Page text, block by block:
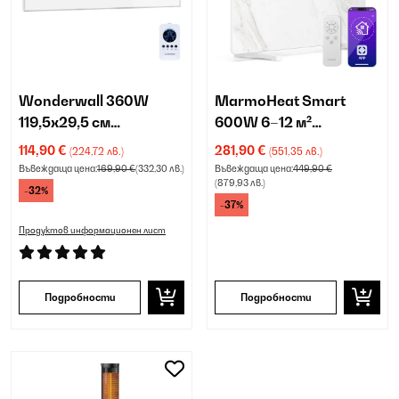
Wonderwall 360W
119,5х29,5 см
Инфрачервен панел
Бяло
114,90 € (224,72 лв.)
Въвеждаща цена:169,90 €(332,30 лв.)
-32%
Продуктов информационен лист
Подробности
MarmoHeat Smart
600W 6–12 м²
Инфрачервен
нагревател Бяло
281,90 € (551,35 лв.)
Въвеждаща цена:449,90 €
(879,93 лв.)
-37%
Подробности